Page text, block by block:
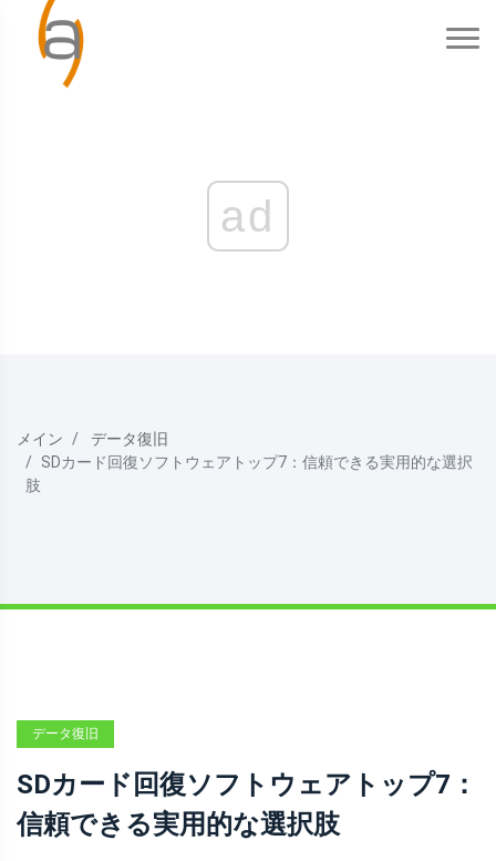
ad
メイン
データ復旧
SDカード回復ソフトウェアトップ7：信頼できる実用的な選択
肢
データ復旧
SDカード回復ソフトウェアトップ7：
信頼できる実用的な選択肢